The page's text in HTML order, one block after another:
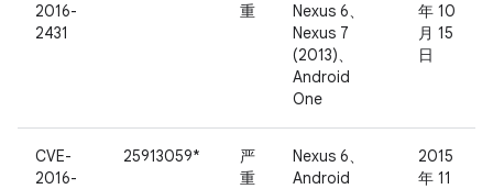
2016-
2431
重
Nexus 6、
Nexus 7
(2013)、
Android
One
年 10
月 15
日
CVE-
2016-
25913059*
严
重
Nexus 6、
Android
2015
年 11